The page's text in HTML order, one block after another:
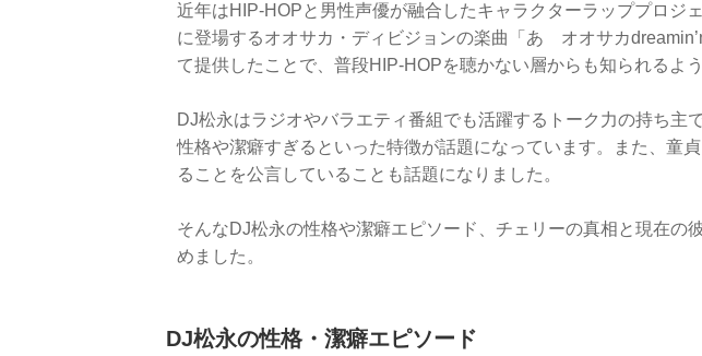
近年はHIP-HOPと男性声優が融合したキャラクターラッププロジ
に登場するオオサカ・ディビジョンの楽曲「あゝオオサカ
て提供したことで、普段HIP-HOPを聴かない層からも知られるよ
DJ松永はラジオやバラエティ番組でも活躍するトーク力の持ち主
性格や潔癖すぎるといった特徴が話題になっています。また、童
ることを公言していることも話題になりました。
そんなDJ松永の性格や潔癖エピソード、チェリーの真相と現在の
めました。
DJ松永の性格・潔癖エピソード